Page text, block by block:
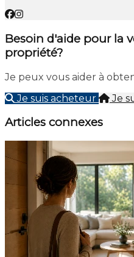
Besoin d'aide pour la
propriété?
Je peux vous aider à
Je suis acheteur
Je
Articles connexes